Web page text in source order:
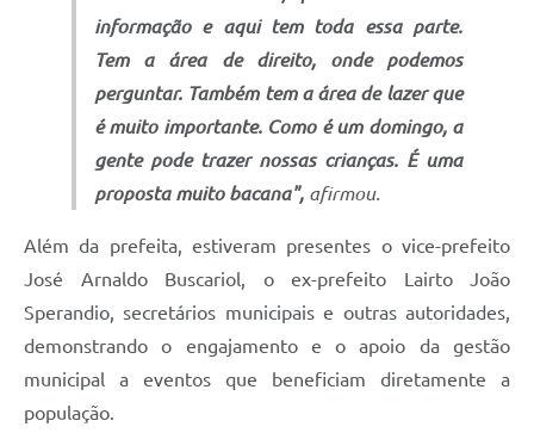
informação e aqui tem toda essa parte.
Tem a área de direito, onde podemos
perguntar. Também tem a área de lazer que
é muito importante. Como é um domingo, a
gente pode trazer nossas crianças. É uma
proposta muito bacana", afirmou.
Além da prefeita, estiveram presentes o vice-prefeito
José Arnaldo Buscariol, o ex-prefeito Lairto João
Sperandio, secretários municipais e outras autoridades,
demonstrando o engajamento e o apoio da gestão
municipal a eventos que beneficiam diretamente a
população.